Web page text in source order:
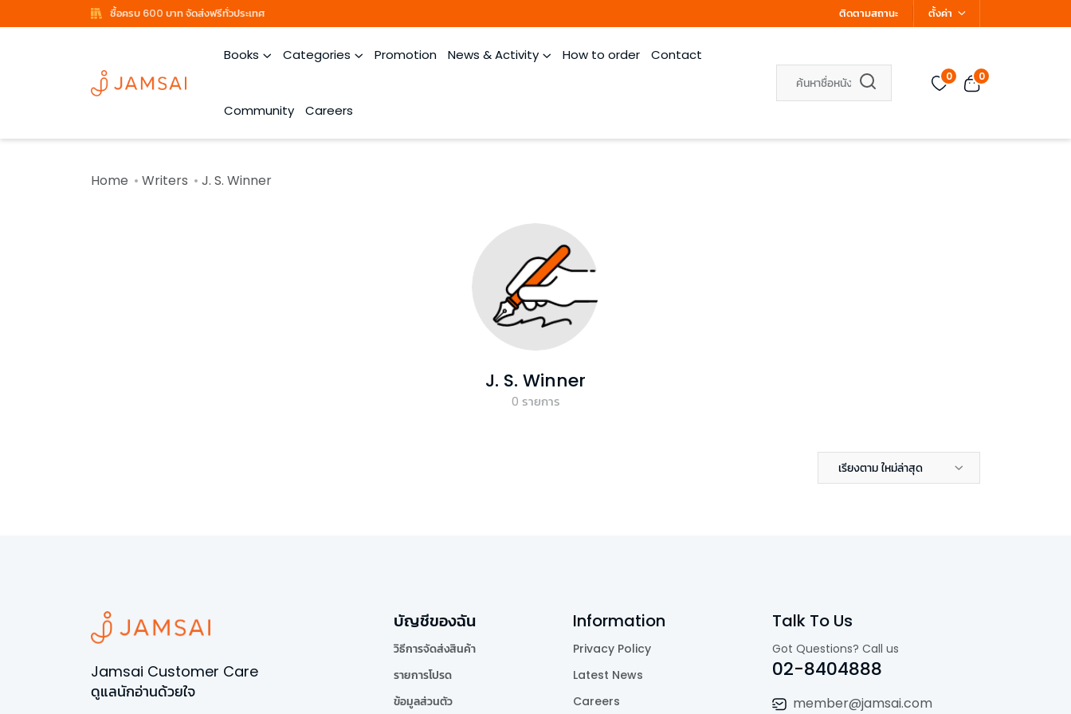
ซื้อครบ 600 บาท จัดส่งฟรีทั่วประเทศ ติดตามสถานะ ตั้งค่า
Books Categories Promotion News & Activity How to order Contact
Community Careers
0 0
Home Writers J. S. Winner
J. S. Winner
0 รายการ
เรียงตาม ใหม่ล่าสุด
Jamsai Customer Care
ดูแลนักอ่านด้วยใจ
บัญชีของฉัน
วิธีการจัดส่งสินค้า
รายการโปรด
ข้อมูลส่วนตัว
Information
Privacy Policy
Latest News
Careers
Talk To Us
Got Questions? Call us
02-8404888
member@jamsai.com